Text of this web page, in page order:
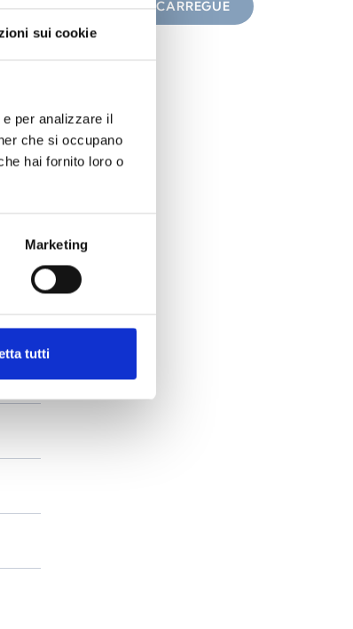
sui cookie
per analizzare il
che si occupano
hai fornito loro o
Marketing
tutti
DESCARREGUE